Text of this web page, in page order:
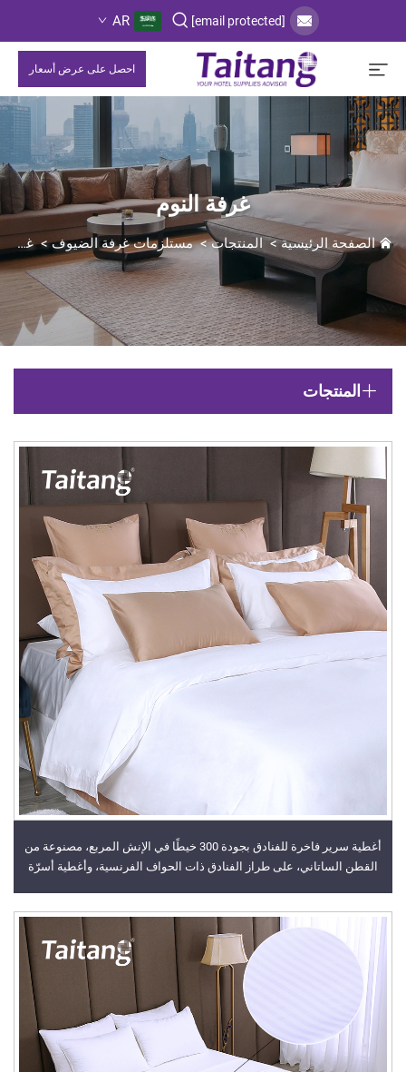
[email protected]
AR
احصل على عرض أسعار
غرفة النوم
الصفحة الرئيسية>المنتجات>مستلزمات غرفة الضيوف>غرفة النوم
المنتجات
أغطية سرير فاخرة للفنادق بجودة 300 خيطًا في الإنش المربع، مصنوعة من
القطن الساتاني، على طراز الفنادق ذات الحواف الفرنسية، وأغطية أسرّة